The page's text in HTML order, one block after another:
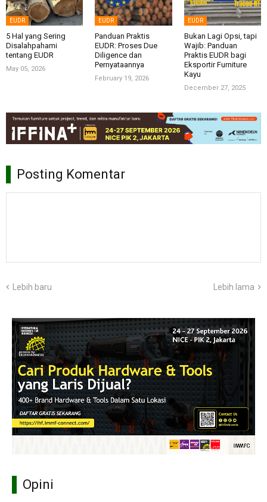
EUDR
5 Hal yang Sering
Disalahpahami
tentang EUDR
May 05, 2026
EUDR
Panduan Praktis
EUDR: Proses Due
Diligence dan
Pernyataannya
February 19, 2026
EUDR
Bukan Lagi Opsi, tapi
Wajib: Panduan
Praktis EUDR bagi
Eksportir Furniture
Kayu
December 27, 2025
Posting Komentar
Lebih baru Lebih lama
Opini